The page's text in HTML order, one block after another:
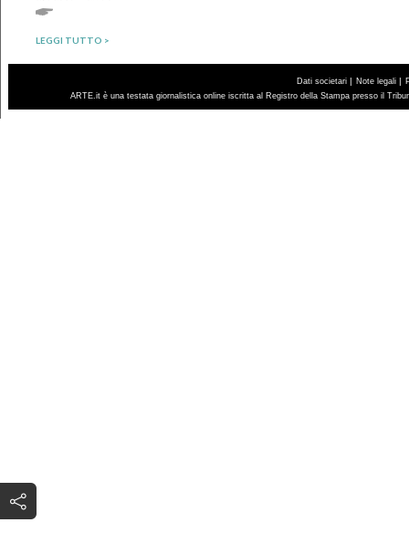
LEGGI TUTTO >
Dati societari | Note legali |
ARTE.it è una testata giornalistica online iscritta al Registro della Stampa presso il